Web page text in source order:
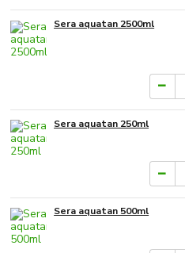
Sera aquatan 2500ml
Sera aquatan 250ml
Sera aquatan 500ml